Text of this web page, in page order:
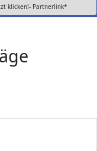
klicken!- Partnerlink*